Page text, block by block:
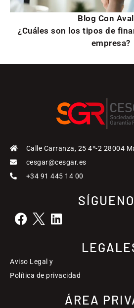
Blog Con
¿Cuáles son los tipos de
empresa?
Calle Carranza, 25 4º-2 28004
cesgar@cesgar.es
+34 91 445 14 00
Aviso Legal y
Política de privacidad
ÁREA